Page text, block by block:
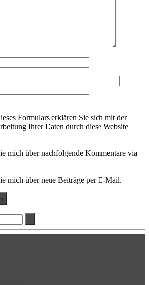
Formulars erklären Sie sich mit der
Ihrer Daten durch diese Website
mich über nachfolgende Kommentare via
mich über neue Beiträge per E-Mail.